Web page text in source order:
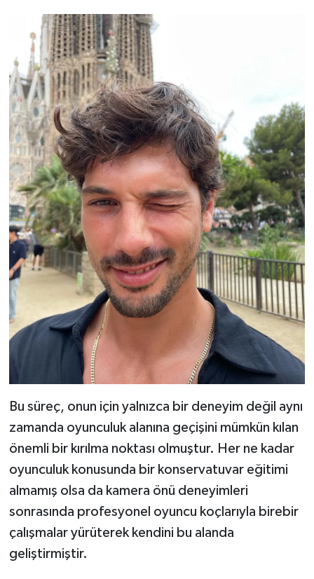
Bu süreç, onun için yalnızca bir deneyim değil aynı
zamanda oyunculuk alanına geçişini mümkün kılan
önemli bir kırılma noktası olmuştur. Her ne kadar
oyunculuk konusunda bir konservatuvar eğitimi
almamış olsa da kamera önü deneyimleri
sonrasında profesyonel oyuncu koçlarıyla birebir
çalışmalar yürüterek kendini bu alanda
geliştirmiştir.